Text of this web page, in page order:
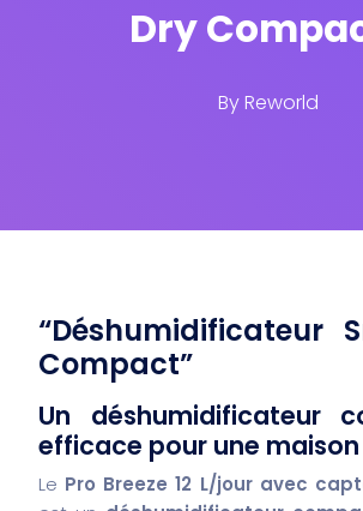
Dry
ByReworld
“Déshumidificateur
Compact”
Un déshumidificateur
efficace pour une
Le Pro Breeze 12 L/jour avec